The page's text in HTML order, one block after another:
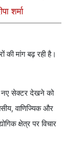
शर्मा
की मांग बढ़ रही है।
नए सेक्टर देखने को
वाणिज्यिक और
क्षेत्र पर विचार